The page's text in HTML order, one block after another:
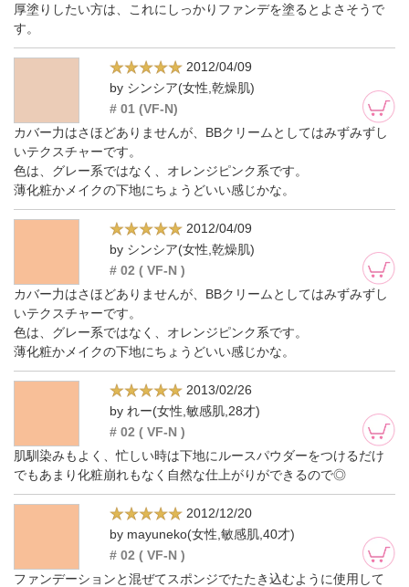
厚塗りしたい方は、これにしっかりファンデを塗るとよさそうで
す。
2012/04/09
by シンシア(女性,乾燥肌)
# 01 (VF-N)
カバー力はさほどありませんが、BBクリームとしてはみずみずし
いテクスチャーです。
色は、グレー系ではなく、オレンジピンク系です。
薄化粧かメイクの下地にちょうどいい感じかな。
2012/04/09
by シンシア(女性,乾燥肌)
# 02 ( VF-N )
カバー力はさほどありませんが、BBクリームとしてはみずみずし
いテクスチャーです。
色は、グレー系ではなく、オレンジピンク系です。
薄化粧かメイクの下地にちょうどいい感じかな。
2013/02/26
by れー(女性,敏感肌,28才)
# 02 ( VF-N )
肌馴染みもよく、忙しい時は下地にルースパウダーをつけるだけ
でもあまり化粧崩れもなく自然な仕上がりができるので◎
2012/12/20
by mayuneko(女性,敏感肌,40才)
# 02 ( VF-N )
ファンデーションと混ぜてスポンジでたたき込むように使用して